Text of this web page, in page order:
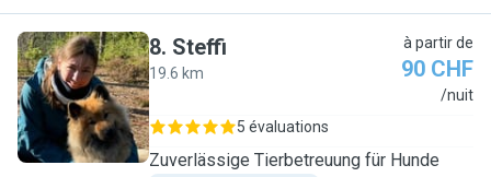
S
8. Steffi
19.6 km
à partir de
90 CHF
/nuit
5 évaluations
Zuverlässige Tierbetreuung für Hunde